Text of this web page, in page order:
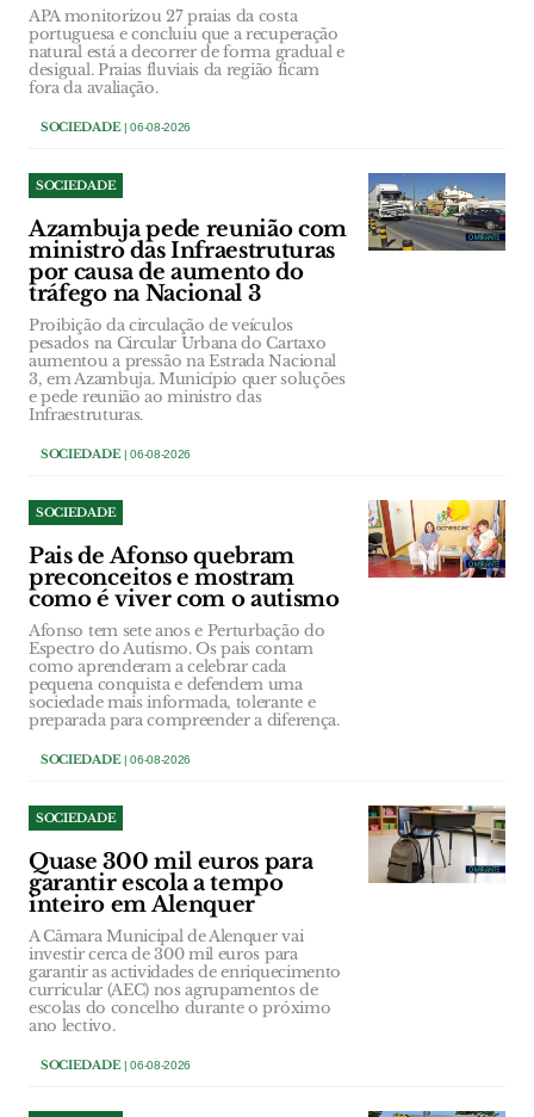
APA monitorizou 27 praias da costa
portuguesa e concluiu que a recuperação
natural está a decorrer de forma gradual e
desigual. Praias fluviais da região ficam
fora da avaliação.
SOCIEDADE| 06-08-2026
SOCIEDADE
Azambuja pede reunião com
ministro das Infraestruturas
por causa de aumento do
tráfego na Nacional 3
Proibição da circulação de veículos
pesados na Circular Urbana do Cartaxo
aumentou a pressão na Estrada Nacional
3, em Azambuja. Município quer soluções
e pede reunião ao ministro das
Infraestruturas.
SOCIEDADE| 06-08-2026
SOCIEDADE
Pais de Afonso quebram
preconceitos e mostram
como é viver com o autismo
Afonso tem sete anos e Perturbação do
Espectro do Autismo. Os pais contam
como aprenderam a celebrar cada
pequena conquista e defendem uma
sociedade mais informada, tolerante e
preparada para compreender a diferença.
SOCIEDADE| 06-08-2026
SOCIEDADE
Quase 300 mil euros para
garantir escola a tempo
inteiro em Alenquer
A Câmara Municipal de Alenquer vai
investir cerca de 300 mil euros para
garantir as actividades de enriquecimento
curricular (AEC) nos agrupamentos de
escolas do concelho durante o próximo
ano lectivo.
SOCIEDADE| 06-08-2026